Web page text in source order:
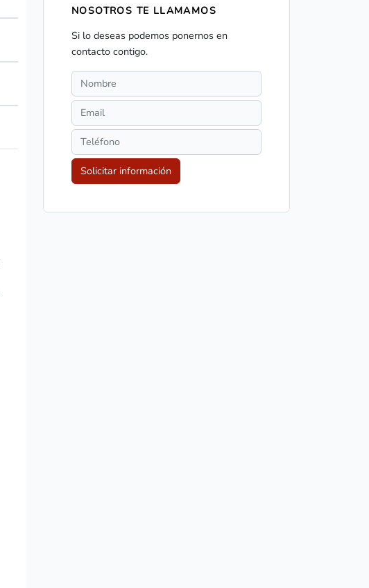
NOSOTROS TE LLAMAMOS
Si lo deseas podemos ponernos en
contacto contigo.